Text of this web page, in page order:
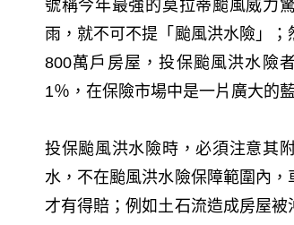
號稱今年最強的莫拉蒂颱風威力
雨，就不可不提「颱風洪水險」
800萬戶房屋，投保颱風洪水險
1％，在保險市場中是一片廣大的
投保颱風洪水險時，必須注意其
水，不在颱風洪水險保障範圍內
才有得賠；例如土石流造成房屋